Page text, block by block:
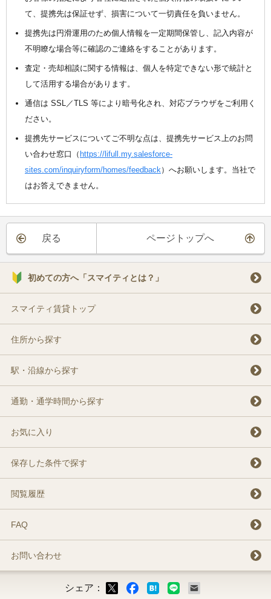
て、提携先は保証せず、損害について一切責任を負いません。
提携先は円滑運用のため個人情報を一定期間保管し、記入内容が
不明瞭な場合等に確認のご連絡をすることがあります。
査定・売却相談に関する情報は、個人を特定できない形で統計と
して活用する場合があります。
通信は SSL／TLS 等により暗号化され、対応ブラウザをご利用く
ださい。
提携先サービスについてご不明な点は、提携先サービス上のお問
い合わせ窓口（ https://lifull.my.salesforce-
sites.com/inquiryform/homes/feedback ）へお願いします。当社で
はお答えできません。
戻る ページトップへ
初めての方へ「スマイティとは？」
スマイティ賃貸トップ
住所から探す
駅・沿線から探す
通勤・通学時間から探す
お気に入り
保存した条件で探す
閲覧履歴
FAQ
お問い合わせ
シェア：